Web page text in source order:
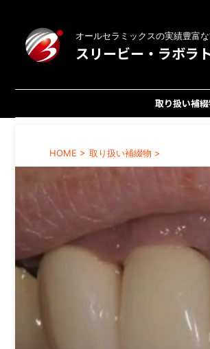
オールセラミックスの実績豊富
スリービー・ラボラ
取り扱い補
HOME > 取り扱い補綴物 >